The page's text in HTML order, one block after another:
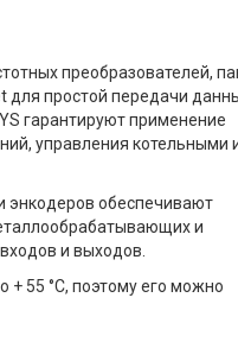
преобразователей,
для простой передачи
гарантируют применение
управления котельными
энкодеров обеспечивают
и
и выходов.
+ 55 °С, поэтому его можно